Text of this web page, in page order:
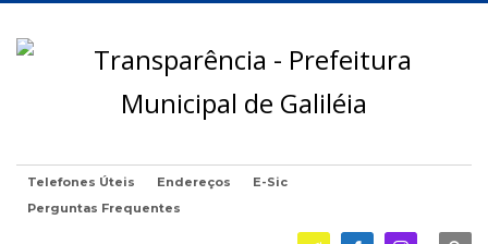
Telefones Úteis Endereços
E-Sic
Perguntas Frequentes